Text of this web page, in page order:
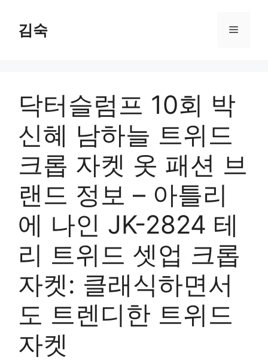
content
김숙 Menu
닥터슬럼프 10회 박
신혜 남하늘 트위드
크롭 자켓 옷 패션 브
랜드 정보 – 아틀리
에 나인 JK-2824 테
리 트위드 셋업 크롭
자켓: 클래식하면서
도 트렌디한 트위드
자켓